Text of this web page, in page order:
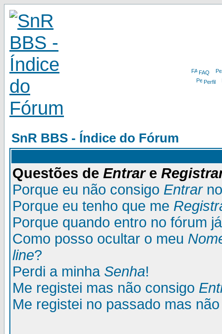
FAQ
Perfil
SnR BBS - Índice do Fórum
Questões de Entrare
Porque eu não consigo Entrar
Porque eu tenho que me
Porque quando entro no fórum
Como posso ocultar o meu
line?
Perdi a minha Senha!
Me registei mas não consigo
Me registei no passado mas